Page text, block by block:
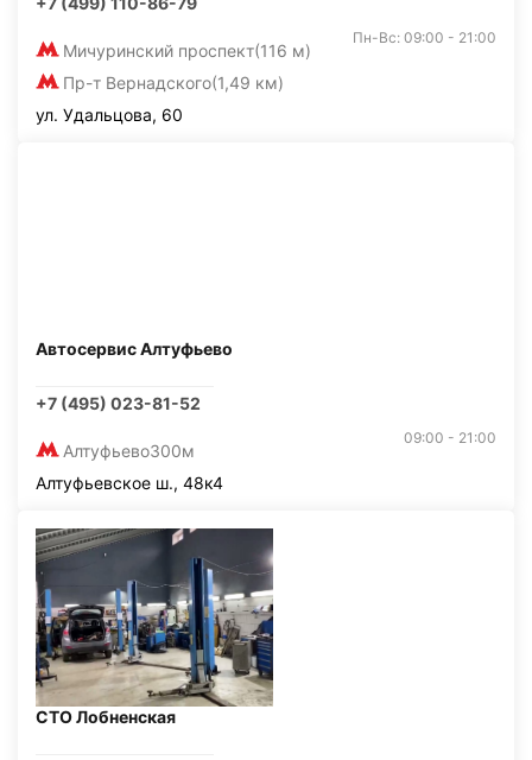
Мичуринский проспект(116 м)
Пр-т Вернадского(1,49 км)
Пн-Вс: 09:00 - 21:00
ул. Удальцова, 60
Автосервис Алтуфьево
+7 (495) 023-81-52
Алтуфьево300м
09:00 - 21:00
Алтуфьевское ш., 48к4
СТО Лобненская